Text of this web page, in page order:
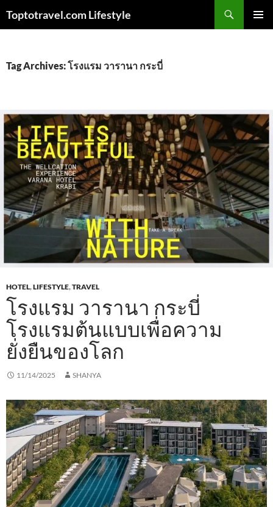
Toptotravel.com Lifestyle
Tag Archives: โรงแรม วารานา กระบี่
HOTEL,LIFESTYLE,TRAVEL
โรงแรม วารานา กระบี่
โรงแรมต้นแบบเพื่อความ
ยั่งยืนของโลก
11/14/2025 SHANYA